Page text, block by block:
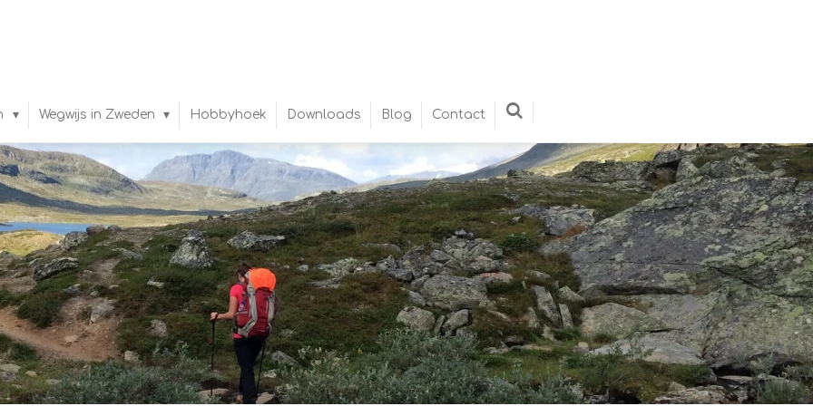
Wegwijs in Zweden Hobbyhoek Downloads Blog Contact